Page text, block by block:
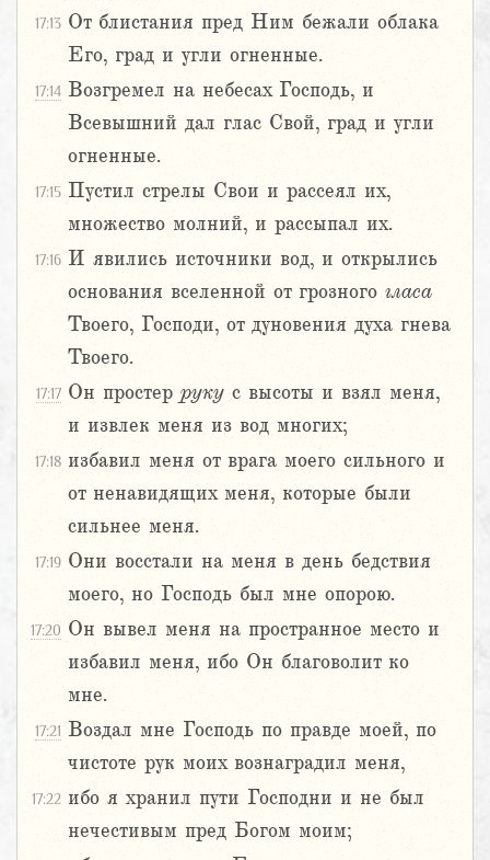
17:13 От блистания пред Ним бежали облака
Его, град и угли огненные.
17:14 Возгремел на небесах Господь, и
Всевышний дал глас Свой, град и угли
огненные.
17:15 Пустил стрелы Свои и рассеял их,
множество молний, и рассыпал их.
17:16 И явились источники вод, и открылись
основания вселенной от грозного гласа
Твоего, Господи, от дуновения духа гнева
Твоего.
17:17 Он простер руку с высоты и взял меня,
и извлек меня из вод многих;
17:18 избавил меня от врага моего сильного и
от ненавидящих меня, которые были
сильнее меня.
17:19 Они восстали на меня в день бедствия
моего, но Господь был мне опорою.
17:20 Он вывел меня на пространное место и
избавил меня, ибо Он благоволит ко
мне.
17:21 Воздал мне Господь по правде моей, по
чистоте рук моих вознаградил меня,
17:22 ибо я хранил пути Господни и не был
нечестивым пред Богом моим;